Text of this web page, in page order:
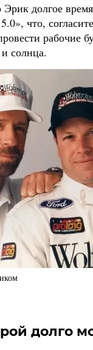
долгое
что,
рабочие
солнца.
долго